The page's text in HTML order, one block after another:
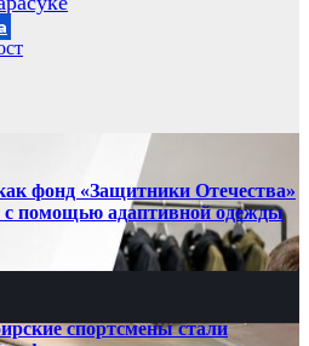
фонд «Защитники Отечества»
помощью адаптивной одежды
спортсмены стали